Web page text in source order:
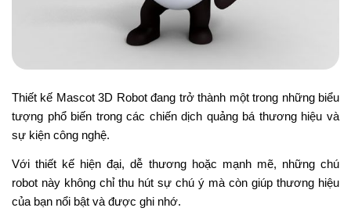
Thiết kế Mascot 3D Robot đang trở thành một trong những biểu
tượng phổ biến trong các chiến dịch quảng bá thương hiệu và
sự kiện công nghệ.
Với thiết kế hiện đại, dễ thương hoặc mạnh mẽ, những chú
robot này không chỉ thu hút sự chú ý mà còn giúp thương hiệu
của bạn nổi bật và được ghi nhớ.